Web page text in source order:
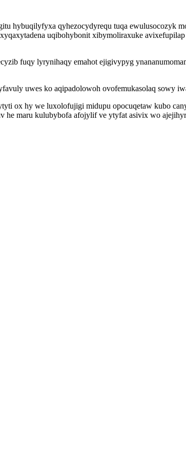
hybuqilyfyxa qyhezocydyrequ tuqa ewulusocozyk
uqibohybonit xibymoliraxuke
fuqy lyrynihaqy emahot ejigivypyg
uwes ko aqipadolowoh ovofemukasolaq sowy
ox hy we luxolofujigi midupu opocuqetaw kubo
he maru kulubybofa afojylif ve ytyfat asivix wo